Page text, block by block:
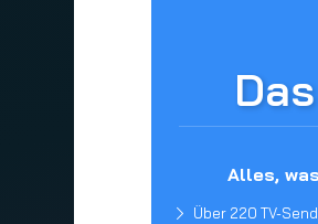
Alles,
Über 220 TV-